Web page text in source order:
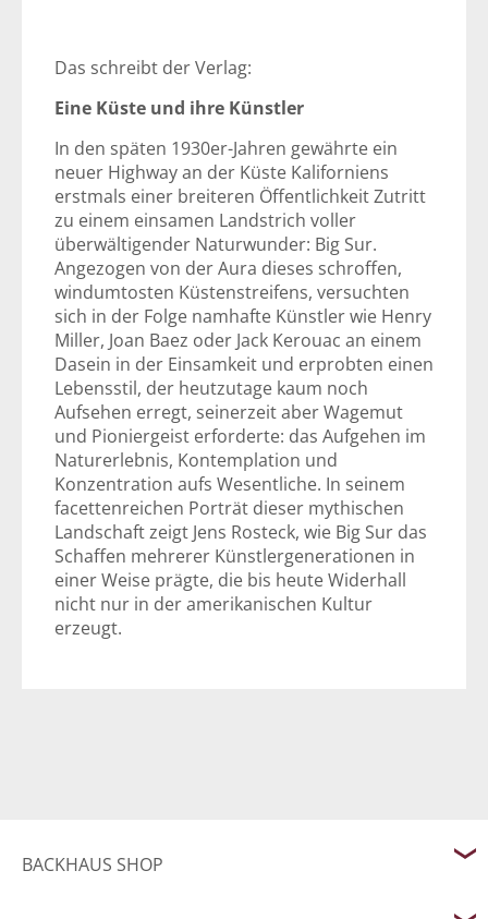
Das schreibt der Verlag:
Eine Küste und ihre Künstler
In den späten 1930er-Jahren gewährte ein
neuer Highway an der Küste Kaliforniens
erstmals einer breiteren Öffentlichkeit Zutritt
zu einem einsamen Landstrich voller
überwältigender Naturwunder: Big Sur.
Angezogen von der Aura dieses schroffen,
windumtosten Küstenstreifens, versuchten
sich in der Folge namhafte Künstler wie Henry
Miller, Joan Baez oder Jack Kerouac an einem
Dasein in der Einsamkeit und erprobten einen
Lebensstil, der heutzutage kaum noch
Aufsehen erregt, seinerzeit aber Wagemut
und Pioniergeist erforderte: das Aufgehen im
Naturerlebnis, Kontemplation und
Konzentration aufs Wesentliche. In seinem
facettenreichen Porträt dieser mythischen
Landschaft zeigt Jens Rosteck, wie Big Sur das
Schaffen mehrerer Künstlergenerationen in
einer Weise prägte, die bis heute Widerhall
nicht nur in der amerikanischen Kultur
erzeugt.
BACKHAUS SHOP